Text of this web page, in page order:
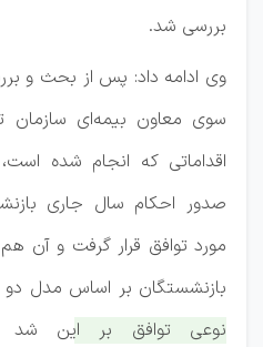
بررسی شد.
وی ادامه داد: پس از بحث و
سوی معاون بیمه‌ای سازمان
اقداماتی که انجام شده
صدور احکام سال جاری
مورد توافق قرار گرفت و آن
بازنشستگان بر اساس مدل
نوعی توافق بر این شد